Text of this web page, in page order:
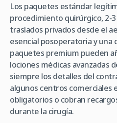
Los paquetes estándar
procedimiento quirúrgico, 2-
traslados privados desde el
esencial posoperatoria y una
paquetes premium pueden
lociones médicas avanzadas
siempre los detalles del
algunos centros comerciales
obligatorios o cobran
durante la cirugía.